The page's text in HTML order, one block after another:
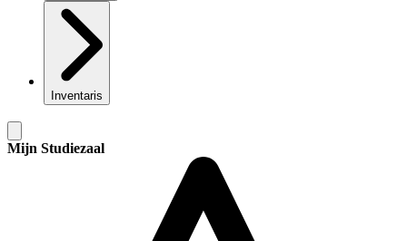
Inventaris
Mijn Studiezaal